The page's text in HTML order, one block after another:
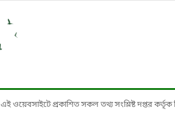
এই ওয়েবসাইটে প্রকাশিত সকল তথ্য সংশ্লিষ্ট দপ্তর কর্তৃক